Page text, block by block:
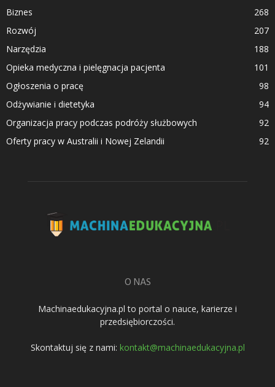
Biznes
268
Rozwój
207
Narzędzia
188
Opieka medyczna i pielęgnacja pacjenta
101
Ogłoszenia o pracę
98
Odżywianie i dietetyka
94
Organizacja pracy podczas podróży służbowych
92
Oferty pracy w Australii i Nowej Zelandii
92
O NAS
Machinaedukacyjna.pl to portal o nauce, karierze i
przedsiębiorczości.
Skontaktuj się z nami: kontakt@machinaedukacyjna.pl